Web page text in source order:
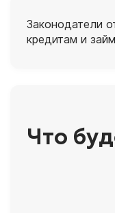
Законодатели
кредитам и
Что